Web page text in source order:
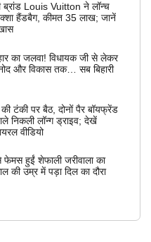
ब्रांड Louis Vuitton ने लॉन्च
हैंडबैग, कीमत 35 लाख; जानें
का जलवा! विधायक जी से लेकर
और विकास तक… सब बिहारी
टंकी पर बैठ, दोनों पैर बॉयफ्रेंड
निकली लॉन्ग ड्राइव; देखें
वीडियो
फेमस हुईं शेफाली जरीवाला का
की उम्र में पड़ा दिल का दौरा